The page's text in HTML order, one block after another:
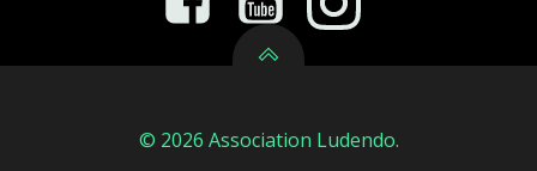
© 2026 Association Ludendo.